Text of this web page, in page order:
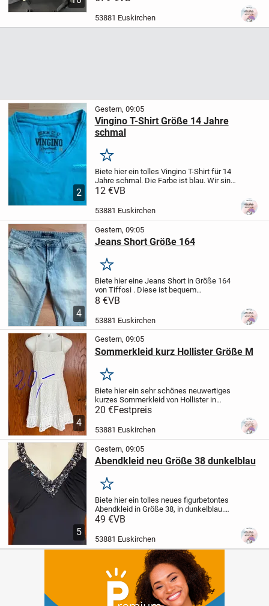
lässt sich sehr leicht fahren, einfach
53881 Euskirchen
2
Gestern, 09:05
Vingino T-Shirt Größe 14 Jahre
schmal
Merken
Biete hier ein tolles Vingino T-Shirt für 14
Jahre schmal. Die Farbe ist blau. Wir sind
ein Nichtraucher und Tierfreier Haushalt.
Rücknahme. Abholung oder...
12 €VB
53881 Euskirchen
4
Gestern, 09:05
Jeans Short Größe 164
Merken
Biete hier eine Jeans Short in Größe 164
von Tiffosi . Diese ist bequem
geschnitten. Wir sind ein Nichtraucher
keine Gewährleistung und Rücknahme.
8 €VB
53881 Euskirchen
4
Gestern, 09:05
Sommerkleid kurz Hollister Größe M
Merken
Biete hier ein sehr schönes neuwertiges
kurzes Sommerkleid von Hollister in
Größe M.Das Kleid ist Aus Spitzenstoff
gearbeitet.Es hat dünne verstellbare
Träger. Der Rücken ist gesmokt mit
Gummi, daher...
20 €Festpreis
53881 Euskirchen
5
Gestern, 09:05
Abendkleid neu Größe 38 dunkelblau
Merken
Biete hier ein tolles neues figurbetontes
Abendkleid in Größe 38, in dunkelblau.
Der Rücken Ausschnitt , und der V-
Pailletten und kleinen Perlen besetzt. Es
49 €VB
53881 Euskirchen